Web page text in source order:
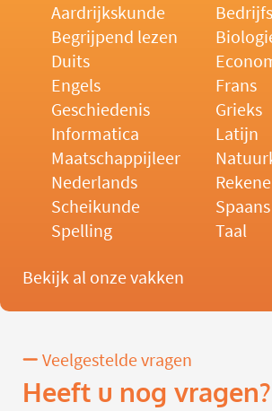
Aardrijkskunde
Begrijpend lezen
Duits
Engels
Frans
Geschiedenis
Grieks
Informatica
Latijn
Maatschappijleer
Nederlands
Scheikunde
Spaans
Spelling
Taal
Bekijk al onze vakken
Veelgestelde vragen
Heeft u nog vragen?